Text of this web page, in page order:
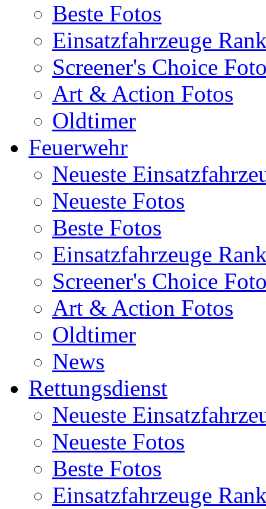
Beste Fotos
Einsatzfahrzeuge
Screener's Choice
Art & Action Fotos
Oldtimer
Feuerwehr
Neueste
Neueste Fotos
Beste Fotos
Einsatzfahrzeuge
Screener's Choice
Art & Action Fotos
Oldtimer
News
Rettungsdienst
Neueste
Neueste Fotos
Beste Fotos
Einsatzfahrzeuge